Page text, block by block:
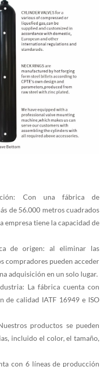
Con una fábrica de
de 56.000 metros cuadrados
empresa tiene la capacidad de
de origen: al eliminar las
compradores pueden acceder
adquisición en un solo lugar.
La fábrica cuenta con
de calidad IATF 16949 e ISO
productos se pueden
incluido el color, el tamaño,
con 6 líneas de producción